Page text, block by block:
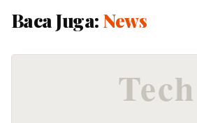
Baca Juga: News